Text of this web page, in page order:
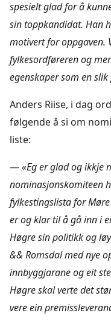
spesielt glad for å
sin toppkandidat. Han
motivert for oppgaven.
fylkesordføreren og
egenskaper som en
Anders Riise, i dag
følgende å si om
liste:
—«Eg er glad og ikkje
nominasjonskomiteen
fylkestingslista for
er og klar til å gå inn i
Høgre sin politikk og
&& Romsdal med nye
innbyggjarane og eit
Høgre skal verte det
vere ein